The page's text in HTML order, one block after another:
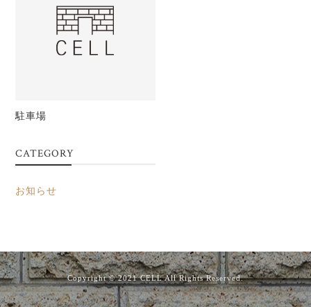
駐車場
CATEGORY
お知らせ
Copyright © 2021 CELL All Rights Reserved.